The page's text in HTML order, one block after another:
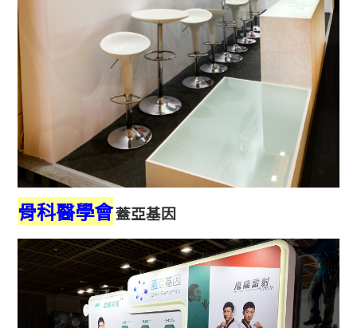
骨科醫學會蓋亞基因